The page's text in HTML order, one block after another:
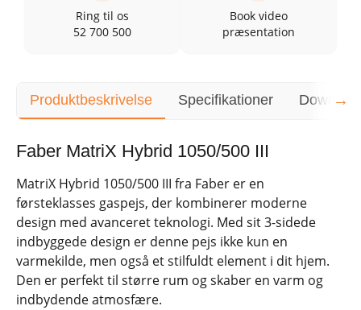
Ring til os
52 700 500
Book video
præsentation
Produktbeskrivelse Specifikationer
Faber MatriX Hybrid 1050/500 III
MatriX Hybrid 1050/500 III fra Faber er en
førsteklasses gaspejs, der kombinerer moderne
design med avanceret teknologi. Med sit 3-sidede
indbyggede design er denne pejs ikke kun en
varmekilde, men også et stilfuldt element i dit hjem.
Den er perfekt til større rum og skaber en varm og
indbydende atmosfære.
→